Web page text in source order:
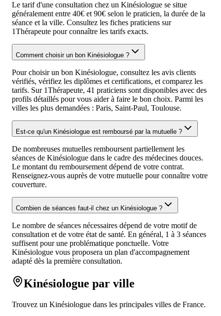
Le tarif d'une consultation chez un Kinésiologue se situe
généralement entre 40€ et 90€ selon le praticien, la durée de la
séance et la ville. Consultez les fiches praticiens sur
1Thérapeute pour connaître les tarifs exacts.
Comment choisir un bon Kinésiologue ?
Pour choisir un bon Kinésiologue, consultez les avis clients
vérifiés, vérifiez les diplômes et certifications, et comparez les
tarifs. Sur 1Thérapeute, 41 praticiens sont disponibles avec des
profils détaillés pour vous aider à faire le bon choix. Parmi les
villes les plus demandées : Paris, Saint-Paul, Toulouse.
Est-ce qu'un Kinésiologue est remboursé par la mutuelle ?
De nombreuses mutuelles remboursent partiellement les
séances de Kinésiologue dans le cadre des médecines douces.
Le montant du remboursement dépend de votre contrat.
Renseignez-vous auprès de votre mutuelle pour connaître votre
couverture.
Combien de séances faut-il chez un Kinésiologue ?
Le nombre de séances nécessaires dépend de votre motif de
consultation et de votre état de santé. En général, 1 à 3 séances
suffisent pour une problématique ponctuelle. Votre
Kinésiologue vous proposera un plan d'accompagnement
adapté dès la première consultation.
Kinésiologue par ville
Trouvez un Kinésiologue dans les principales villes de France.